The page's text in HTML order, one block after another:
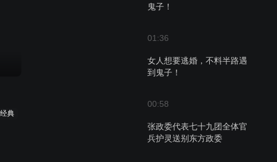
鬼子！
01:36
女人想要逃婚，不料半路遇
到鬼子！
00:58
张政委代表七十九团全体官
兵护灵送别东方政委
典